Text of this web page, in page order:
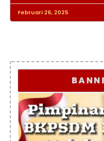
Februari 26, 2025